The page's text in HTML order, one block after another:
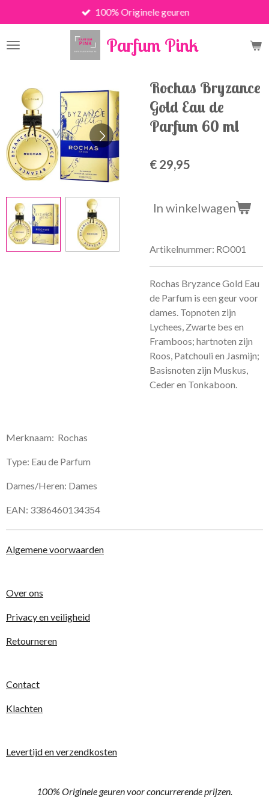
direct
naar
Parfum Pink
100% Originele geuren
Rochas Bryzance
Gold Eau de
Parfum 60 ml
€ 29,95
In winkelwagen
Artikelnummer: RO001
Rochas Bryzance Gold Eau
de Parfum is een geur voor
dames. Topnoten zijn
Lychees, Zwarte bes en
Framboos; hartnoten zijn
Roos, Patchouli en Jasmijn;
Basisnoten zijn Muskus,
Ceder en Tonkaboon.
Merknaam: Rochas
Type: Eau de Parfum
Dames/Heren: Dames
EAN: 3386460134354
Algemene voorwaarden
Over ons
Privacy en veiligheid
Retourneren
Contact
Klachten
Levertijd en verzendkosten
100% Originele geuren voor concurrerende prijzen.